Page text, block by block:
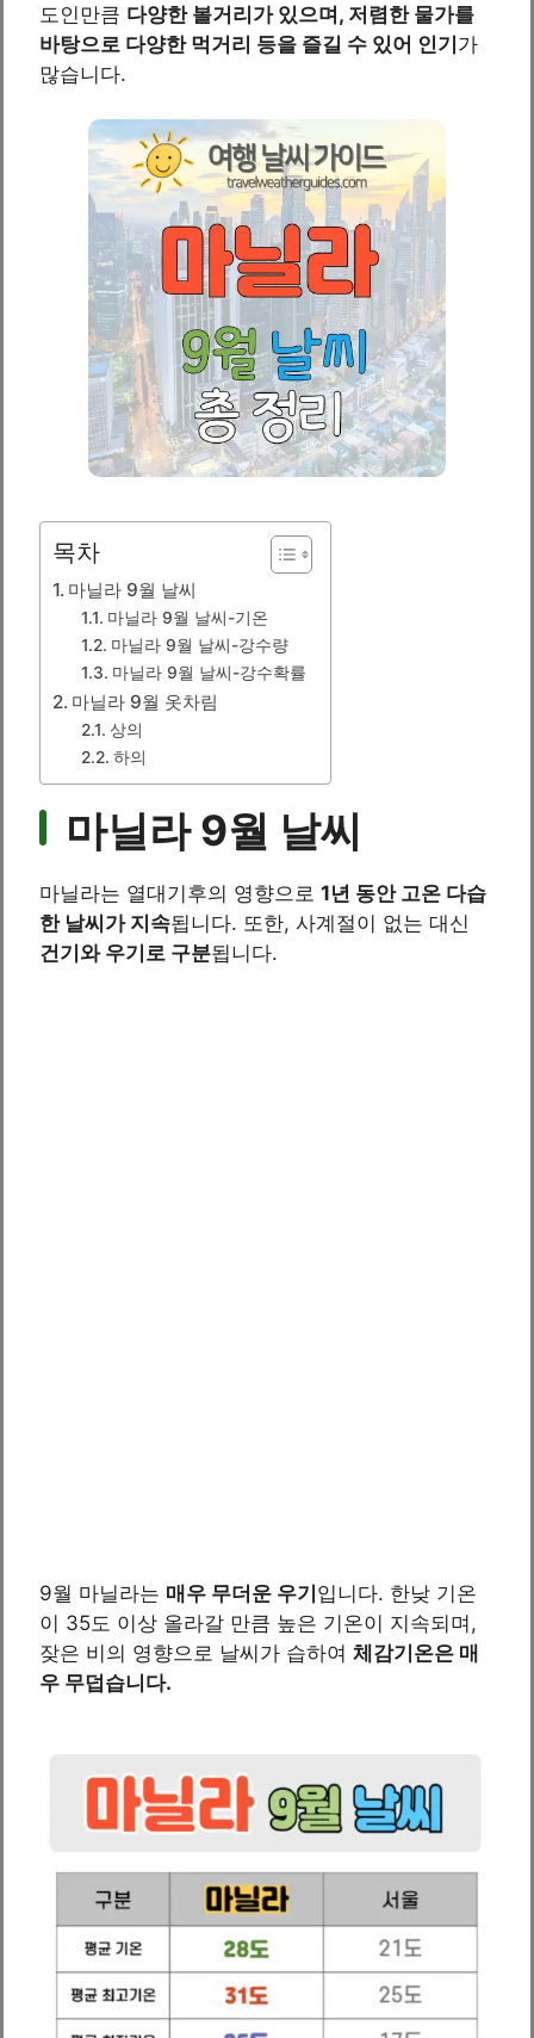
도인만큼 다양한 볼거리가 있으며, 저렴한 물가를
바탕으로 다양한 먹거리 등을 즐길 수 있어 인기가
많습니다.
목차
마닐라 9월 날씨
마닐라 9월 날씨-기온
마닐라 9월 날씨-강수량
마닐라 9월 날씨-강수확률
마닐라 9월 옷차림
상의
하의
마닐라 9월 날씨
마닐라는 열대기후의 영향으로 1년 동안 고온 다습
한 날씨가 지속됩니다. 또한, 사계절이 없는 대신
건기와 우기로 구분됩니다.
9월 마닐라는 매우 무더운 우기입니다. 한낮 기온
이 35도 이상 올라갈 만큼 높은 기온이 지속되며,
잦은 비의 영향으로 날씨가 습하여 체감기온은 매
우 무덥습니다.